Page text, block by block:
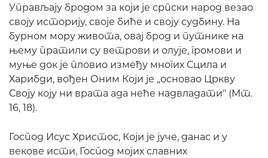
Управљају бродом за који је српски народ везао
своју историју, своје биће и своју судбину. На
бурном мору живота, овај брод и путнике на
њему пратили су ветрови и олује, громови и
муње док је пловио између многих Сцила и
Харибди, вођен Оним Који је „основао Цркву
Своју коју ни врата ада неће надвладати" (Мт.
16, 18).
Господ Исус Христос, Који је јуче, данас и у
векове исти, Господ мојих славних